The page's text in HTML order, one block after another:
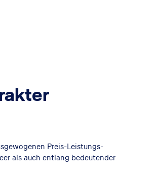
Preis-Leistungs-
als auch entlang bedeutender